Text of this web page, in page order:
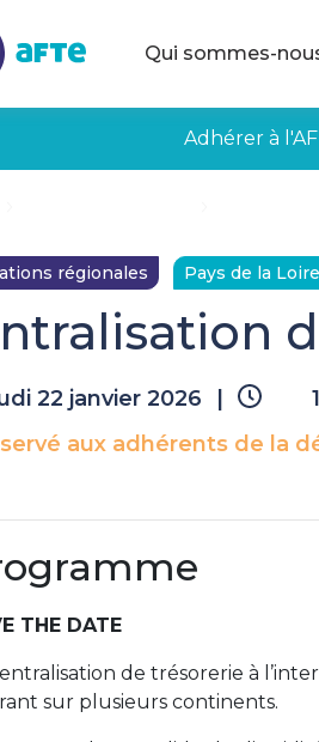
Qui sommes-
Adhérer à
régionales Pays de la Loire
22 janvier 2026
aux adhérents de la
THE DATE
de trésorerie à
sur plusieurs continents.